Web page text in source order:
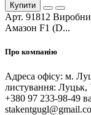
Купити
Арт. 91812
Амазон F1 (D...
Про компанію
Адреса офісу: м.
листування: Луцьк,
+380 97 233-98-49